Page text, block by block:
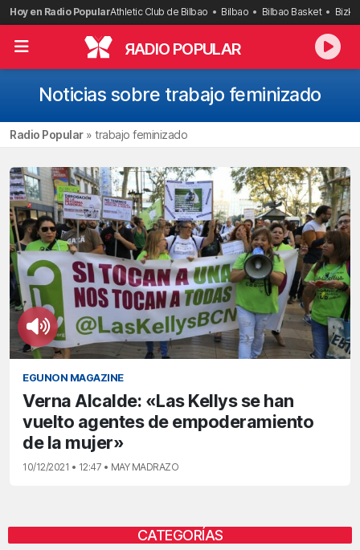
Saltar
al
contenido
Hoy en Radio PopularAthletic Club de Bilbao Bilbao Bilbao Basket
RADIO POPULAR
Noticias sobre trabajo feminizado
Radio Popular» trabajo feminizado
EGUNON MAGAZINE
Verna Alcalde: «Las Kellys se han
vuelto agentes de empoderamiento
de la mujer»
10/12/2021 • 12:47 • MAY MADRAZO
CATEGORÍAS